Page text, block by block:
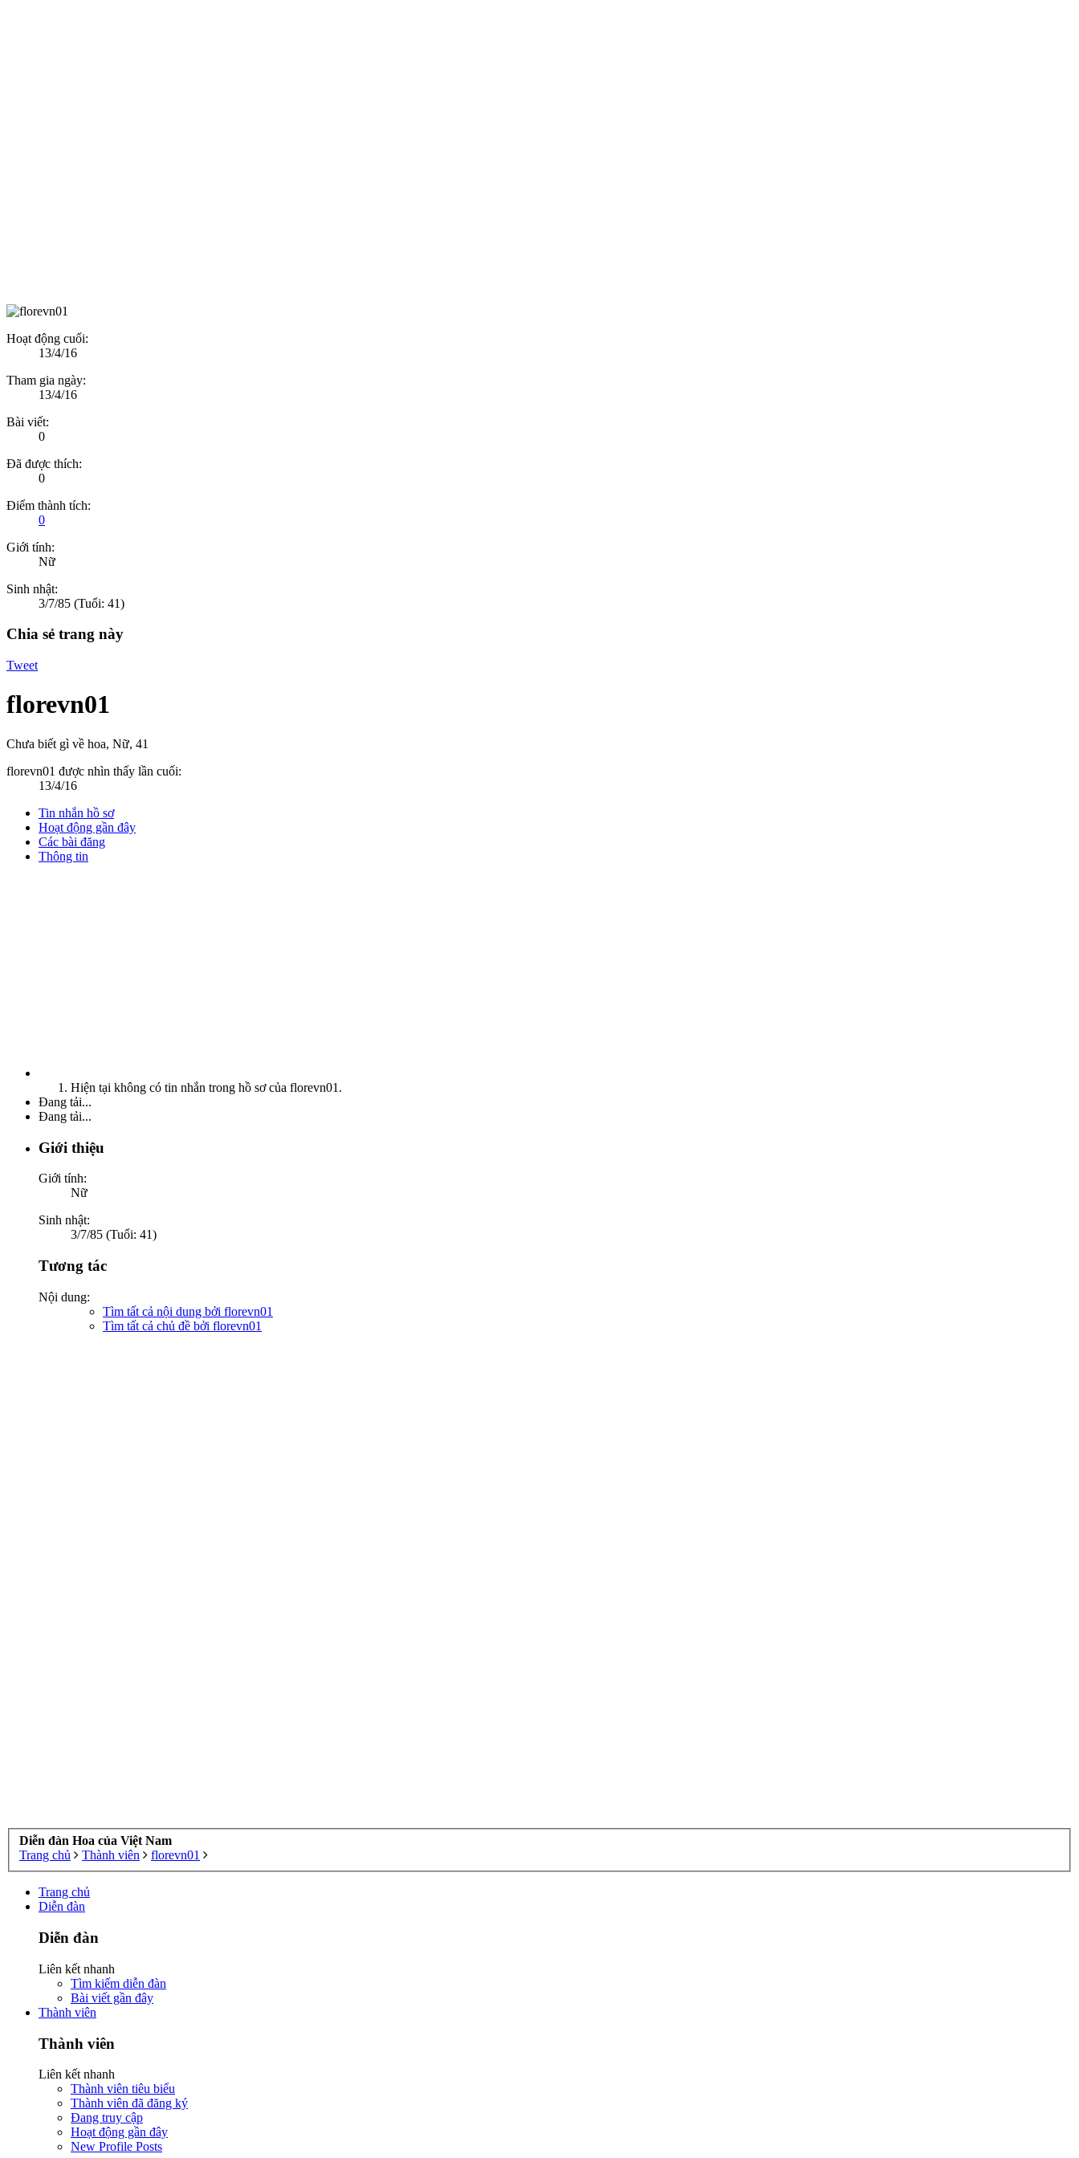
Hoạt động cuối:
13/4/16
Tham gia ngày:
13/4/16
Bài viết:
0
Đã được thích:
0
Điểm thành tích:
0
Giới tính:
Nữ
Sinh nhật:
3/7/85 (Tuổi: 41)
Chia sẻ trang này
Tweet
florevn01
Chưa biết gì về hoa, Nữ, 41
florevn01 được nhìn thấy lần cuối:
13/4/16
Tin nhắn hồ sơ
Hoạt động gần đây
Các bài đăng
Thông tin
Hiện tại không có tin nhắn trong hồ sơ của florevn01.
Đang tải...
Đang tải...
Giới thiệu
Giới tính:
Nữ
Sinh nhật:
3/7/85 (Tuổi: 41)
Tương tác
Nội dung:
Tìm tất cả nội dung bởi florevn01
Tìm tất cả chủ đề bởi florevn01
Diễn đàn Hoa của Việt Nam
Trang chủ
Thành viên florevn01
Trang chủ
Diễn đàn
Diễn đàn
Liên kết nhanh
Tìm kiếm diễn đàn
Bài viết gần đây
Thành viên
Thành viên
Liên kết nhanh
Thành viên tiêu biểu
Thành viên đã đăng ký
Đang truy cập
Hoạt động gần đây
New Profile Posts